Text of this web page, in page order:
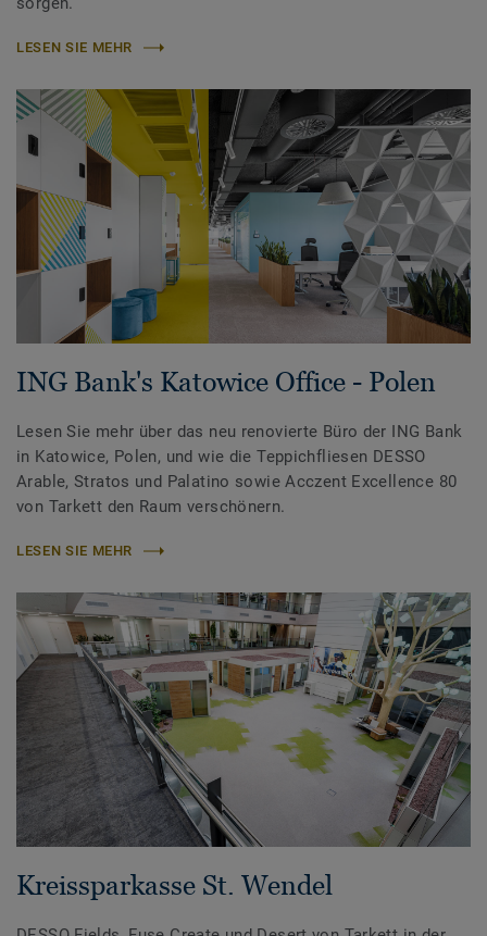
LESEN SIE MEHR
ING Bank's Katowice Office - Polen
Lesen Sie mehr über das neu renovierte Büro der ING Bank
in Katowice, Polen, und wie die Teppichfliesen DESSO
Arable, Stratos und Palatino sowie Acczent Excellence 80
von Tarkett den Raum verschönern.
LESEN SIE MEHR
Kreissparkasse St. Wendel